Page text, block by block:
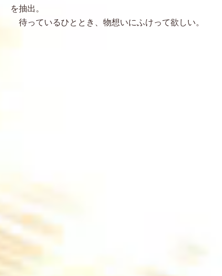
を抽出。
待っているひととき、物想いにふけって欲しい。